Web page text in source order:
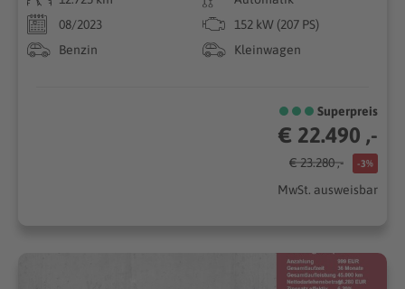
08/2023
152 kW (207 PS)
Benzin
Kleinwagen
Superpreis
€ 22.490 ,-
€ 23.280 ,- -3%
MwSt. ausweisbar